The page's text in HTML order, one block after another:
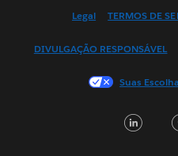
Français
日
Legal TERMOS DE
DIVULGAÇÃO RESPONSÁVEL
Suas